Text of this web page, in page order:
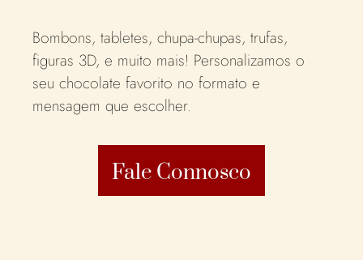
Bombons, tabletes, chupa-chupas, trufas,
figuras 3D, e muito mais! Personalizamos o
seu chocolate favorito no formato e
mensagem que escolher.
Fale Connosco